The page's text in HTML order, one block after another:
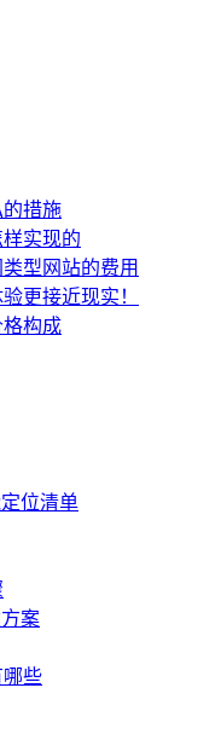
措施
实现的
型网站的费用
更接近现实！
构成
位清单
案
些